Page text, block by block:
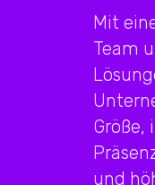
Mit
Team
Größe,
und